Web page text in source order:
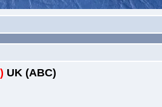
UK (ABC)